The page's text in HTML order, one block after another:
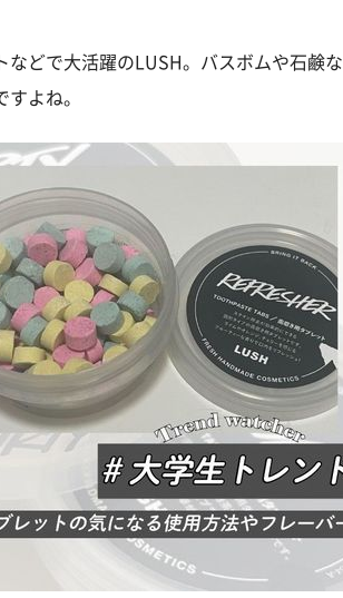
などで大活躍のLUSH。バスボムや石鹸な
よね。